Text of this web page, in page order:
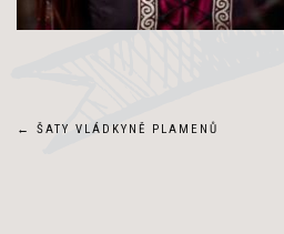
Navigace
← ŠATY VLÁDKYNĚ PLAMENŮ